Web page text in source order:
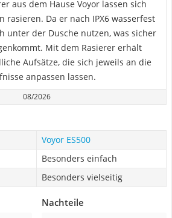
aus dem Hause Voyor lassen sich
rasieren. Da er nach IPX6 wasserfest
unter der Dusche nutzen, was sicher
Mit dem Rasierer erhält
Aufsätze, die sich jeweils an die
anpassen lassen.
08/2026
Voyor ES500
Besonders einfach
Besonders vielseitig
Nachteile